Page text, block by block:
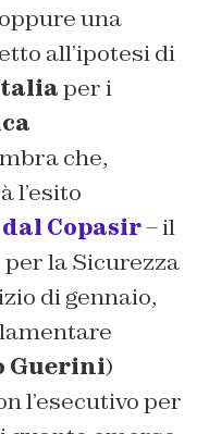
oppure una
all’ipotesi di
per i
che,
l’esito
Copasir– il
la Sicurezza
di gennaio,
Guerini)
l’esecutivo per